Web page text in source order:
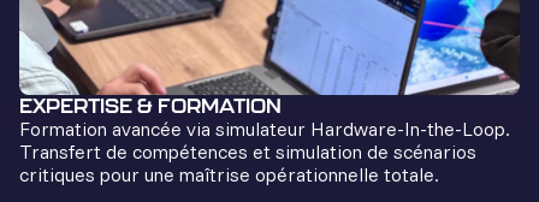
EXPERTISE & FORMATION
Formation avancée via simulateur Hardware-In-the-Loop.
Transfert de compétences et simulation de scénarios
critiques pour une maîtrise opérationnelle totale.